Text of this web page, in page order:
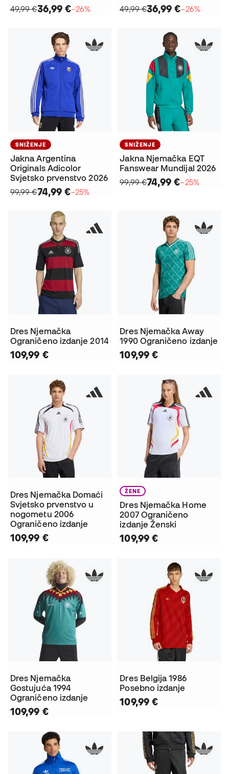
49,99 €36,99 €−26% 49,99 €36,99 €−26%
SNIŽENJE
Jakna Argentina
Originals Adicolor
Svjetsko prvenstvo 2026
99,99 €74,99 €−25%
SNIŽENJE
Jakna Njemačka EQT
Fanswear Mundijal 2026
99,99 €74,99 €−25%
Dres Njemačka
Ograničeno izdanje 2014
109,99 €
Dres Njemačka Away
1990 Ograničeno izdanje
109,99 €
Dres Njemačka Domaći
Svjetsko prvenstvo u
nogometu 2006
Ograničeno izdanje
109,99 €
ŽENE
Dres Njemačka Home
2007 Ograničeno
izdanje Ženski
109,99 €
Dres Njemačka
Gostujuća 1994
Ograničeno izdanje
109,99 €
Dres Belgija 1986
Posebno izdanje
109,99 €